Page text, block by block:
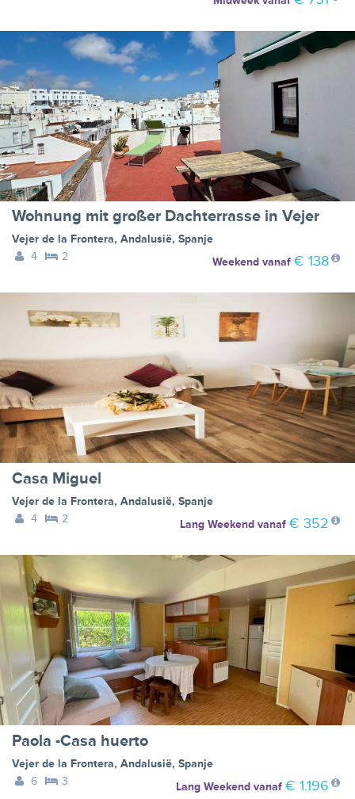
Wohnung mit großer Dachterrasse in Vejer
Vejer de la Frontera, Andalusië, Spanje
4
2 Weekendvanaf € 138
Casa Miguel
Vejer de la Frontera, Andalusië, Spanje
4
2 Lang Weekendvanaf € 352
Paola -Casa huerto
Vejer de la Frontera, Andalusië, Spanje
6
3 Lang Weekendvanaf € 1.196